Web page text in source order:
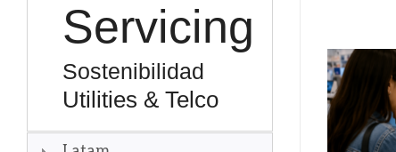
Servicing
Sostenibilidad
Utilities & Telco